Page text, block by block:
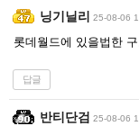
닝기닐리 25-08-06
롯데월드에 있을법한
답글
반티단검 25-08-06